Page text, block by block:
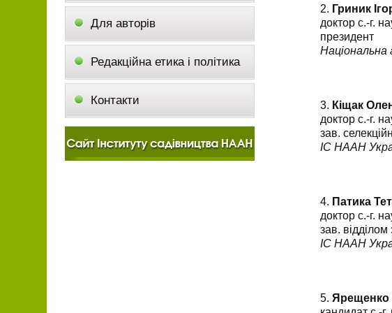
Для авторів
Редакційна етика і політика
Контакти
2. Гриник
доктор с.-г.
президент
Національна
3. Кіщак
доктор с.-г.
зав.
ІС НААН
4. Патика
доктор с.-г.
зав. відділом
ІС НААН
5. Ярещенко